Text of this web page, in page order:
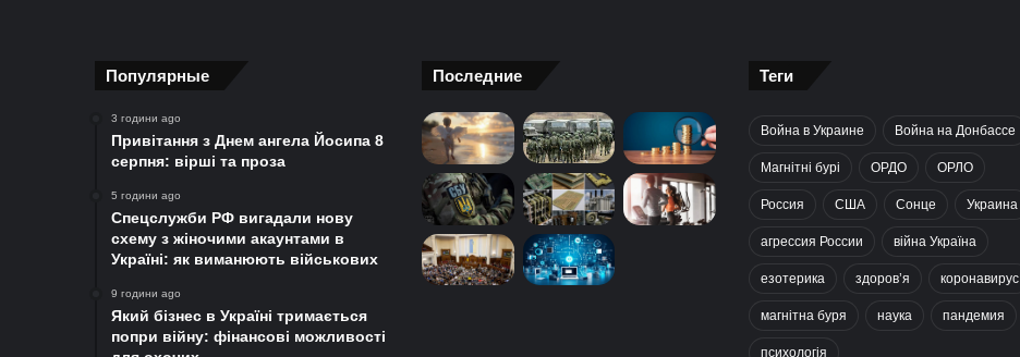
Популярные
3 години ago
Привітання з Днем ангела Йосипа 8
серпня: вірші та проза
5 години ago
Спецслужби РФ вигадали нову
схему з жіночими акаунтами в
Україні: як виманюють військових
9 години ago
Який бізнес в Україні тримається
попри війну: фінансові можливості
Последние Теги
Война в Украине Война на Донбассе
Магнітні бурі ОРДО ОРЛО
Россия США Сонце Украина
агрессия России війна Україна
езотерика здоров’я коронавирус
магнітна буря наука пандемия
психологія